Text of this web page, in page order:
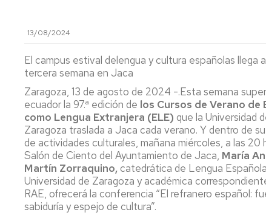
13/08/2024
El campus estival delengua y cultura españolas llega
tercera semana en Jaca
Zaragoza, 13 de agosto de 2024 -.Esta semana
ecuador la 97.ª edición de los Cursos de Verano de
como Lengua Extranjera (ELE) que la Universidad
Zaragoza traslada a Jaca cada verano. Y dentro de
de actividades culturales, mañana miércoles, a las 20
Salón de Ciento del Ayuntamiento de Jaca, María
Martín Zorraquino,catedrática de Lengua
Universidad de Zaragoza y académica
RAE, ofrecerá la conferencia “El refranero español:
sabiduría y espejo de cultura”.